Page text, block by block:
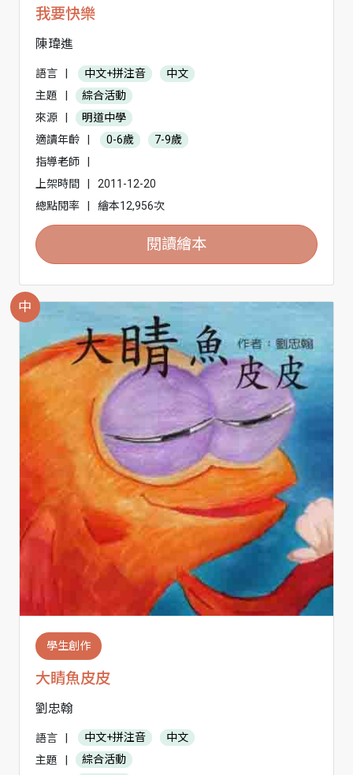
我要快樂
陳瑋進
語言 中文+拼注音
中文
主題
綜合活動
來源
明道中學
適讀年齡
0-6歲
7-9歲
指導老師
上架時間
2011-12-20
總點閱率
繪本12,956次
閱讀繪本
中
學生創作
大睛魚皮皮
劉忠翰
語言 | 中文+拼注音
中文
主題
| 綜合活動